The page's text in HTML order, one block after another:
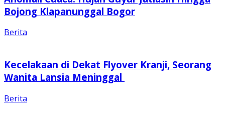
Bojong Klapanunggal Bogor
Berita
Kecelakaan di Dekat Flyover Kranji, Seorang
Wanita Lansia Meninggal
Berita